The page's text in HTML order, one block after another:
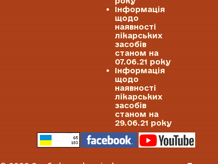
Інформація
щодо
наявності
лікарських
засобів
станом на
07.06.21 року
Інформація
щодо
наявності
лікарських
засобів
станом на
29.06.21 року